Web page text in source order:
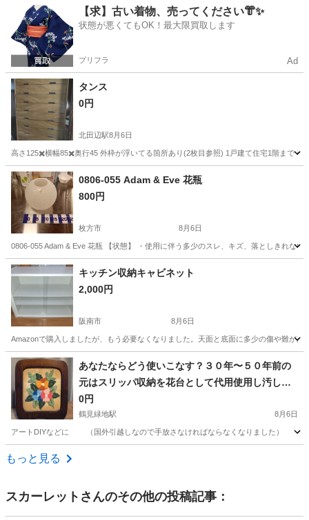
大阪 守口市 守口駅 家具
【求】古い着物、売ってください👘✨
状態が悪くてもOK！最大限買取します
プリフラ Ad
タンス
0円
北田辺駅8月6日
高さ125✖️横幅85✖️奥行45 外枠が浮いてる箇所あり(2枚目参照) 1戸建て住宅1階まで 引
大阪 大阪市
0806-055 Adam & Eve 花瓶
800円
枚方市 8月6日
0806-055 Adam & Eve 花瓶 【状態】 ・使用に伴う多少のスレ、キズ、落としきれな
大阪 枚方市 インテリア雑貨/小物 現地
キッチン収納キャビネット
2,000円
阪南市 8月6日
Amazonで購入しましたが、もう必要なくなりました。天面と底面に多少の傷や難があ
大阪 阪南市 収納家具
あなたならどう使いこなす？３０年〜５０年前の
元はスリッパ収納を花台として代用使用し汚して
しまったた物 花瓶アートDIY
0円
鶴見緑地駅 8月6日
アートDIYなどに （国外引越しなので手放さなければならなくなりました）
大阪 大阪市
もっと見る
スカーレット さんのその他の投稿記事：